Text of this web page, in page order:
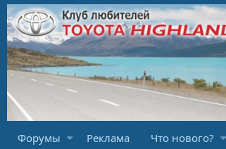
Форумы Реклама Что нового?